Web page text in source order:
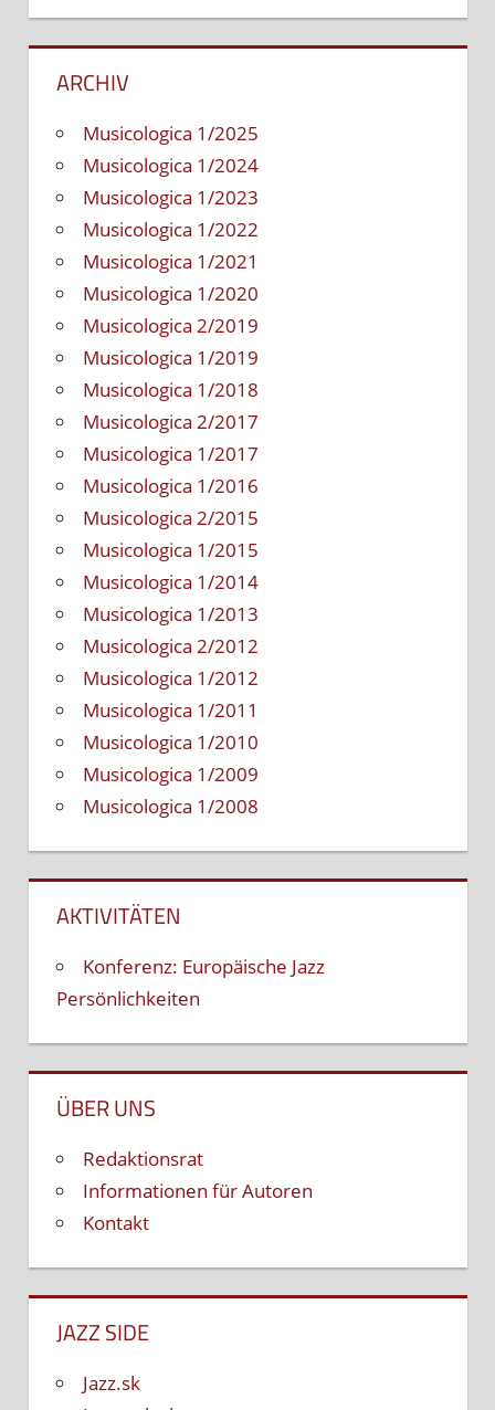
ARCHIV
Musicologica 1/2025
Musicologica 1/2024
Musicologica 1/2023
Musicologica 1/2022
Musicologica 1/2021
Musicologica 1/2020
Musicologica 2/2019
Musicologica 1/2019
Musicologica 1/2018
Musicologica 2/2017
Musicologica 1/2017
Musicologica 1/2016
Musicologica 2/2015
Musicologica 1/2015
Musicologica 1/2014
Musicologica 1/2013
Musicologica 2/2012
Musicologica 1/2012
Musicologica 1/2011
Musicologica 1/2010
Musicologica 1/2009
Musicologica 1/2008
AKTIVITÄTEN
Konferenz: Europäische Jazz
Persönlichkeiten
ÜBER UNS
Redaktionsrat
Informationen für Autoren
Kontakt
JAZZ SIDE
Jazz.sk